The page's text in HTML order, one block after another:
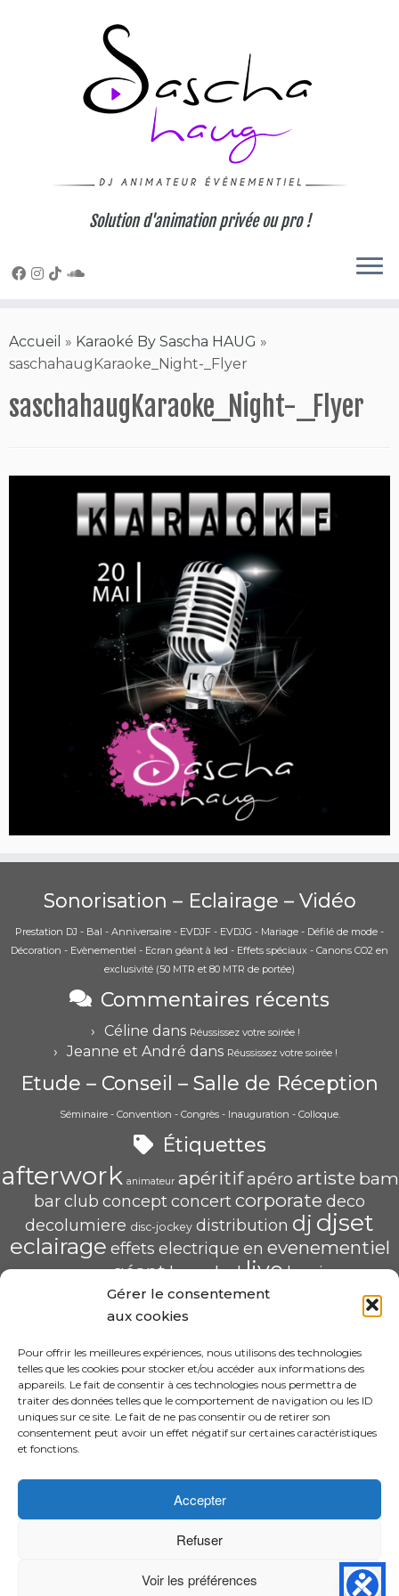
Gérer le consentement
aux cookies
Pour offrir les meilleures expériences, nous utilisons des technologies
telles que les cookies pour stocker et/ou accéder aux informations des
appareils. Le fait de consentir à ces technologies nous permettra de
traiter des données telles que le comportement de navigation ou les ID
uniques sur ce site. Le fait de ne pas consentir ou de retirer son
consentement peut avoir un effet négatif sur certaines caractéristiques
et fonctions.
Accepter
Refuser
Voir les préférences
Solution d'animation privée ou pro !
Accueil » Karaoké By Sascha HAUG »
saschahaugKaraoke_Night-_Flyer
saschahaugKaraoke_Night-_Flyer
Sonorisation – Eclairage – Vidéo
Prestation DJ - Bal - Anniversaire - EVDJF - EVDJG - Mariage - Défilé de mode -
Décoration - Evènementiel - Ecran géant à led - Effets spéciaux - Canons CO2 en
exclusivité (50 MTR et 80 MTR de portée)
Commentaires récents
Céline dans Réussissez votre soirée !
Jeanne et André dans Réussissez votre soirée !
Etude – Conseil – Salle de Réception
Séminaire - Convention - Congrès - Inauguration - Colloque.
Étiquettes
afterwork animateur apéritif apéro artiste bam
barclub conceptconcertcorporate deco
decolumiere disc-jockey distribution dj djset
eclairage effets electrique en evenementiel
groupegéanthaugledlivelumiere
mariagemise mix pau POP U L'AIR radio
saschahaugscenique soirée
spécialiste structure video écran
HAUG Sascha Animation
11 Rue ADA BYRON 64000 PAU
06.31.30.63.58 – sascha.animation@gmail.com
© 2026 Design By Sascha HAUG Animation
DJ Sascha Haug à PAU 64 | Mariage et évènement de qualité |
SONORISATION | ECLAIRAGE | VIDEO | PRESTATION DJ